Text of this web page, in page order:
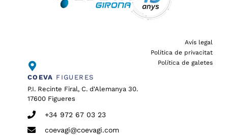
Avís legal
Política de privacitat
Política de galetes
COEVA FIGUERES
P.I. Recinte Firal, C. d'Alemanya 30.
17600 Figueres
+34 972 67 03 23
coevagi@coevagi.com